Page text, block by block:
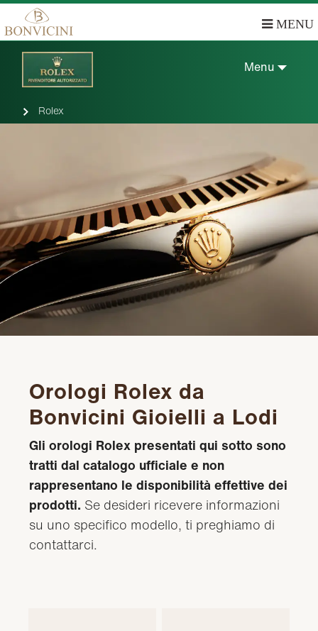
MENU
Menu
Rolex
Orologi Rolex da
Bonvicini Gioielli a Lodi
Gli orologi Rolex presentati qui sotto sono
tratti dal catalogo ufficiale e non
rappresentano le disponibilità effettive dei
prodotti. Se desideri ricevere informazioni
su uno specifico modello, ti preghiamo di
contattarci.